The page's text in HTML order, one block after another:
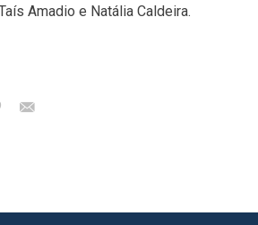
Amadio e Natália Caldeira.